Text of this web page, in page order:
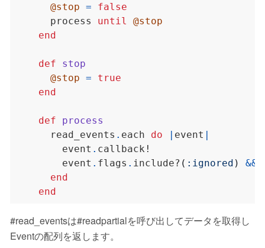
@stop =
false
      process
until
@stop
end
def
stop
@stop =
true
end
def
process
      read_events
. each do | event |
        event
.
        event
. flags . include? ( :ignored ) &&
end
end
#read_eventsは#readpartialを呼び出してデータを取得し
Eventの配列を返します。